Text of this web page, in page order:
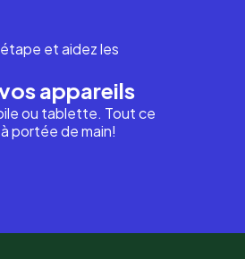
et aidez les
appareils
ou tablette. Tout ce
portée de main!